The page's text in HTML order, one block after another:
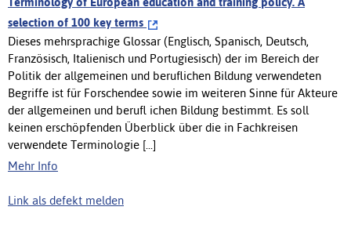
selection of 100 key terms
Dieses mehrsprachige Glossar (Englisch, Spanisch, Deutsch,
Französisch, Italienisch und Portugiesisch) der im Bereich der
Politik der allgemeinen und beruflichen Bildung verwendeten
Begriffe ist für Forschendee sowie im weiteren Sinne für Akteure
der allgemeinen und berufl ichen Bildung bestimmt. Es soll
keinen erschöpfenden Überblick über die in Fachkreisen
verwendete Terminologie [...]
Mehr Info
Link als defekt melden